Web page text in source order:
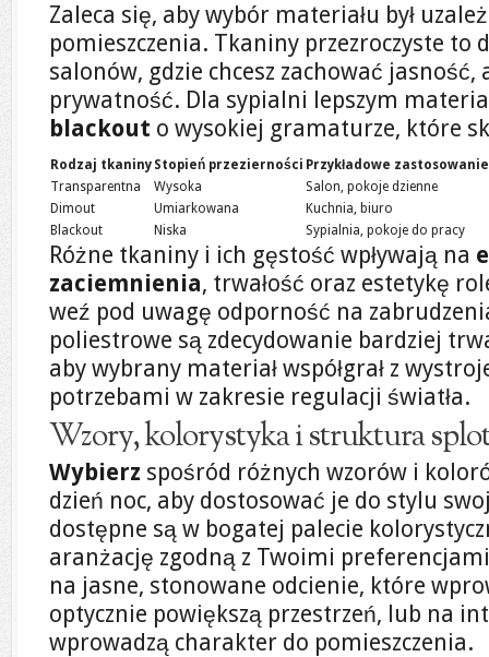
Zaleca się, aby wybór materiału był
pomieszczenia. Tkaniny przezroczyste to
salonów, gdzie chcesz zachować
prywatność. Dla sypialni lepszym
blackout o wysokiej gramaturze, które
Rodzaj tkaniny Stopień przezierności Przykładowe zastosowanie
Transparentna
Wysoka
Salon, pokoje dzienne
Dimout
Umiarkowana
Kuchnia, biuro
Blackout
Niska Sypialnia, pokoje do pracy
Różne tkaniny i ich gęstość wpływają na
zaciemnienia, trwałość oraz estetykę
weź pod uwagę odporność na
poliestrowe są zdecydowanie bardziej
aby wybrany materiał współgrał z
potrzebami w zakresie regulacji światła.
Wzory, kolorystyka i struktura
Wybierz spośród różnych wzorów i
dzień noc, aby dostosować je do stylu
dostępne są w bogatej palecie
aranżację zgodną z Twoimi
na jasne, stonowane odcienie, które
optycznie powiększą przestrzeń, lub na
wprowadzą charakter do pomieszczenia.